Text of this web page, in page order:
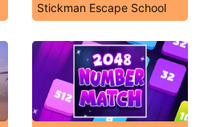
Stickman Escape School